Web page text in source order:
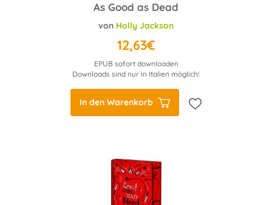
As Good as Dead
von Holly Jackson
12,63€
EPUB sofort downloaden
Downloads sind nur in Italien möglich!
In den Warenkorb